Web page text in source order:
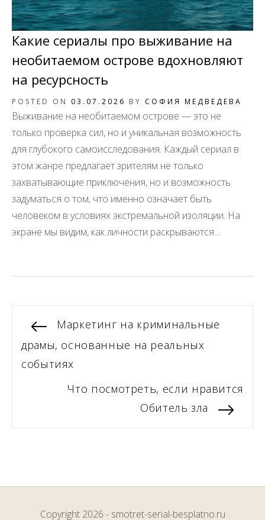
Какие сериалы про выживание на
необитаемом острове вдохновляют
на ресурсность
POSTED ON 03.07.2026 BY СОФИЯ МЕДВЕДЕВА
Выживание на необитаемом острове — это не
только проверка сил, но и уникальная возможность
для глубокого самоисследования. Каждый сериал в
этом жанре предлагает зрителям не только
захватывающие приключения, но и возможность
задуматься о том, что именно означает быть
человеком в условиях экстремальной изоляции. На
экране мы видим, как личности раскрываются...
Навигация
по
записям
Previous
post:
Маркетинг на криминальные
драмы, основанные на реальных
событиях
Next
Что посмотреть, если нравится
Обитель зла
Copyright 2026 - smotret-serial-besplatno.ru